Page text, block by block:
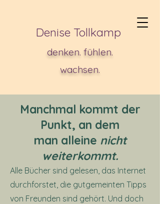
Denise Tollkamp
denken. fühlen.
wachsen.
Manchmal kommt der
Punkt, an dem
man alleine nicht
weiterkommt.
Alle Bücher sind gelesen, das Internet
durchforstet, die gutgemeinten Tipps
von Freunden sind gehört. Und doch